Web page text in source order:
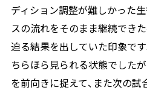
ディション調整が難しかった
スの流れをそのまま継続でき
迫る結果を出していた印象で
ちらほら見られる状態でした
を前向きに捉えて、また次の